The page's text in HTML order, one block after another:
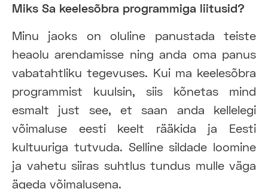
Miks Sa keelesõbra programmiga liitusid?
Minu jaoks on oluline panustada teiste
heaolu arendamisse ning anda oma panus
vabatahtliku tegevuses. Kui ma keelesõbra
programmist kuulsin, siis kõnetas mind
esmalt just see, et saan anda kellelegi
võimaluse eesti keelt rääkida ja Eesti
kultuuriga tutvuda. Selline sildade loomine
ja vahetu siiras suhtlus tundus mulle väga
ägeda võimalusena.